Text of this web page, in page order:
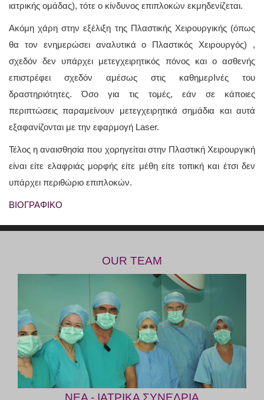
ιατρικής ομάδας), τότε ο κίνδυνος επιπλοκών εκμηδενίζεται.
Ακόμη χάρη στην εξέλιξη της Πλαστικής Χειρουργικής (όπως
θα τον ενημερώσει αναλυτικά ο Πλαστικός Χειρουργός) ,
σχεδόν δεν υπάρχει μετεγχειρητικός πόνος και ο ασθενής
επιστρέφει σχεδόν αμέσως στις καθημερΙνές του
δραστηριότητες. Όσο για τις τομές, εάν σε κάποιες
περιπτώσεις παραμείνουν μετεγχειρητικά σημάδια και αυτά
εξαφανίζονται με την εφαρμογή Laser.
Τέλος η αναισθησία που χορηγείται στην Πλαστική Χειρουργική
είναι είτε ελαφριάς μορφής είτε μέθη είτε τοπική και έτσι δεν
υπάρχει περιθώριο επιπλοκών.
ΒΙΟΓΡΑΦΙΚΟ
OUR TEAM
ΝΕΑ - ΙΑΤΡΙΚΑ ΣΥΝΕΔΡΙΑ